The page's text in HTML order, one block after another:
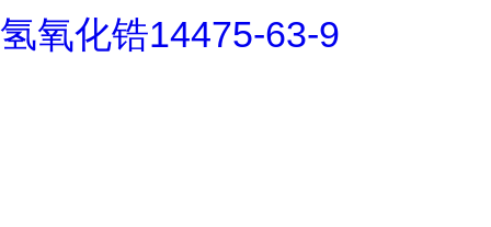
氢氧化锆14475-63-9